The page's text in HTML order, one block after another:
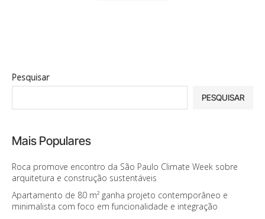
Pesquisar
PESQUISAR
Mais Populares
Roca promove encontro da São Paulo Climate Week sobre
arquitetura e construção sustentáveis
Apartamento de 80 m² ganha projeto contemporâneo e
minimalista com foco em funcionalidade e integração